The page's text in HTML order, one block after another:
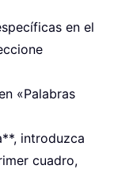
en el
«Palabras
introduzca
cuadro,